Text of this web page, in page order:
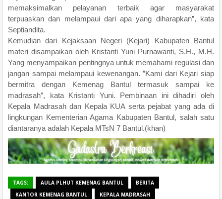
memaksimalkan pelayanan terbaik agar masyarakat
terpuaskan dan melampaui dari apa yang diharapkan”, kata
Septiandita.
Kemudian dari Kejaksaan Negeri (Kejari) Kabupaten Bantul
materi disampaikan oleh Kristanti Yuni Purnawanti, S.H., M.H.
Yang menyampaikan pentingnya untuk memahami regulasi dan
jangan sampai melampaui kewenangan. ”Kami dari Kejari siap
bermitra dengan Kemenag Bantul termasuk sampai ke
madrasah”, kata Kristanti Yuni. Pembinaan ini dihadiri oleh
Kepala Madrasah dan Kepala KUA serta pejabat yang ada di
lingkungan Kementerian Agama Kabupaten Bantul, salah satu
diantaranya adalah Kepala MTsN 7 Bantul.(khan)
TAGS: AULA PLHUT KEMENAG BANTUL
BERITA
KANTOR KEMENAG BANTUL
KEPALA MADRASAH